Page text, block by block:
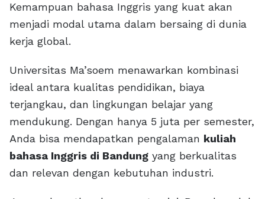
Kemampuan bahasa Inggris yang kuat akan
menjadi modal utama dalam bersaing di dunia
kerja global.
Universitas Ma’soem menawarkan kombinasi
ideal antara kualitas pendidikan, biaya
terjangkau, dan lingkungan belajar yang
mendukung. Dengan hanya 5 juta per semester,
Anda bisa mendapatkan pengalaman kuliah
bahasa Inggris di Bandung yang berkualitas
dan relevan dengan kebutuhan industri.